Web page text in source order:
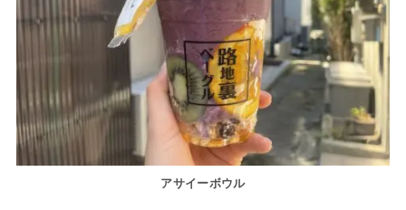
アサイーボウル